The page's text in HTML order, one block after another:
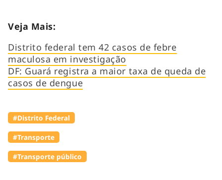
Veja Mais:
Distrito federal tem 42 casos de febre
maculosa em investigação
DF: Guará registra a maior taxa de queda de
casos de dengue
#Distrito Federal
#Transporte
#Transporte público